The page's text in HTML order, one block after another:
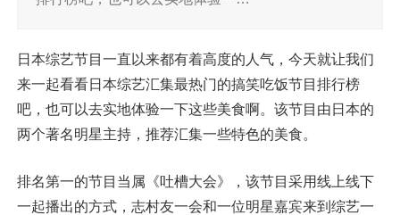
日本综艺节目一直以来都有着高度的人气，今天就让我们
来一起看看日本综艺汇集最热门的搞笑吃饭节目排行榜
吧，也可以去实地体验一下这些美食啊。该节目由日本的
两个著名明星主持，推荐汇集一些特色的美食。
排名第一的节目当属《吐槽大会》，该节目采用线上线下
一起播出的方式，志村友一会和一位明星嘉宾来到综艺一